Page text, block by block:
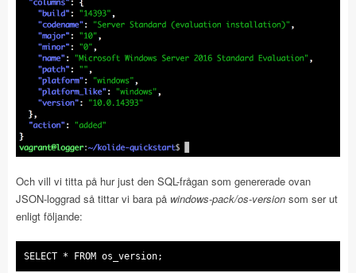
Och vill vi titta på hur just den SQL-frågan som genererade ovan
JSON-loggrad så tittar vi bara på windows-pack/os-version som ser ut
enligt följande:
SELECT * FROM os_version;